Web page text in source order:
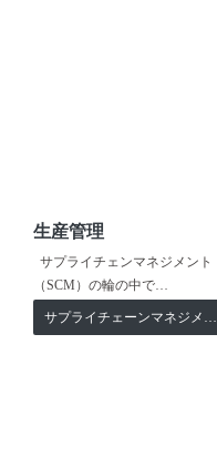
生産管理
サプライチェンマネジメント
（SCM）の輪の中で…
サプライチェーンマネジメント